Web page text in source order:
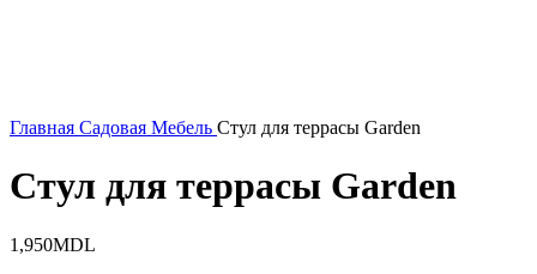
Главная Садовая Мебель Стул для террасы Garden
Стул для террасы Garden
1,950MDL